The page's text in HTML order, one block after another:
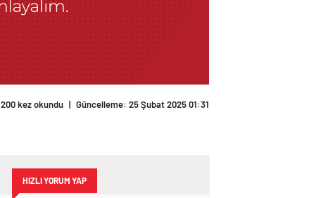
200 kez okundu | Güncelleme: 25 Şubat 2025 01:31
HIZLI YORUM YAP